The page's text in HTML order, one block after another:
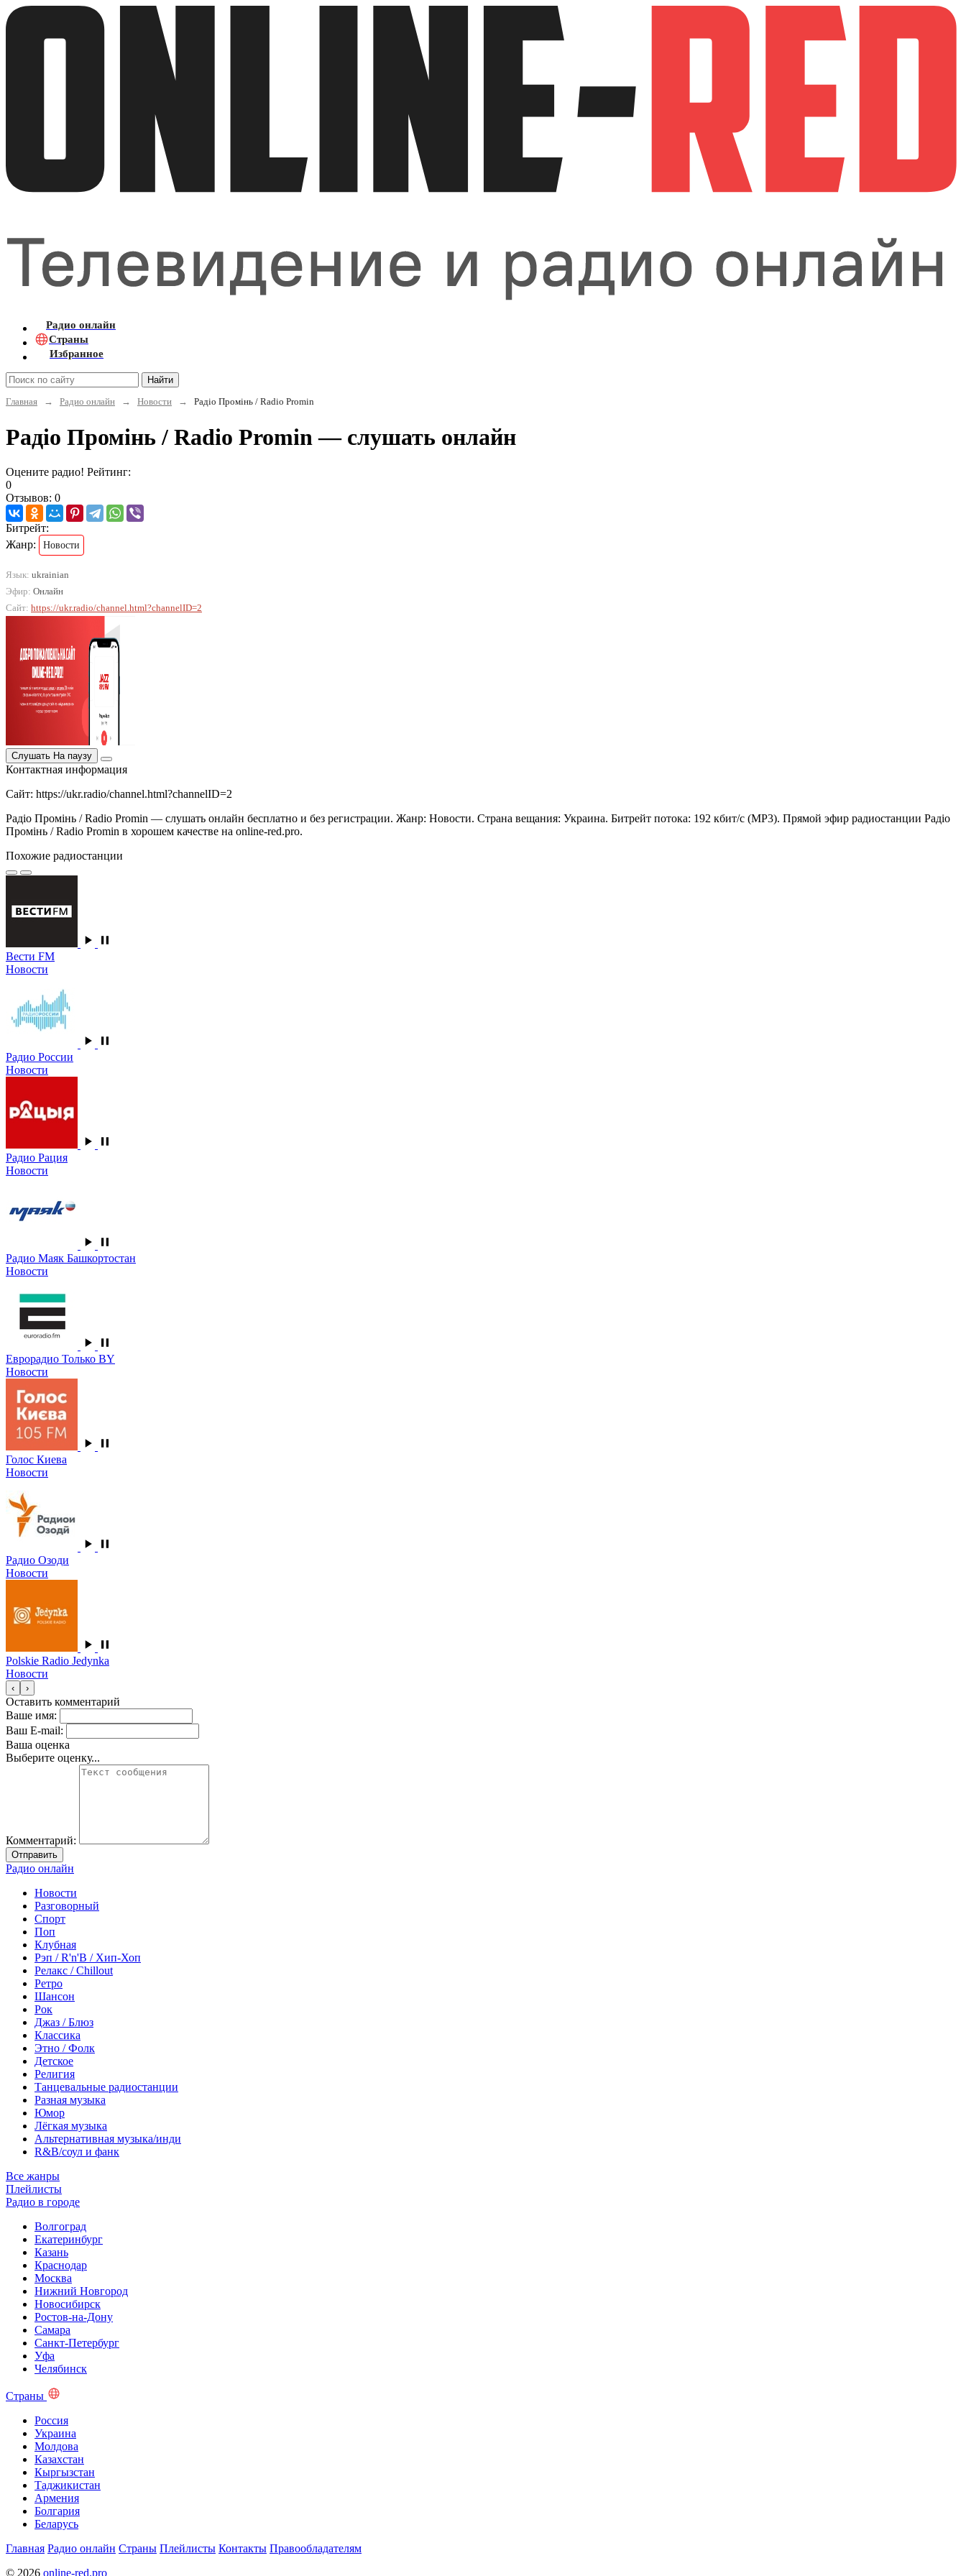
Радио онлайн
Страны
Избранное
Найти
Главная
→ Радио онлайн → Новости → Радіо Промінь / Radio Promin
Радіо Промінь / Radio Promin — слушать онлайн
Оцените радио! Рейтинг:
0
Отзывов: 0
Битрейт:
Жанр:
Новости
Язык: ukrainian
Эфир: Онлайн
Сайт: https://ukr.radio/channel.html?channelID=2
Слушать На паузу
Контактная информация
Сайт: https://ukr.radio/channel.html?channelID=2
Радіо Промінь / Radio Promin — слушать онлайн бесплатно и без регистрации. Жанр: Новости. Страна вещания: Украина. Битрейт потока: 192 кбит/с (MP3). Прямой эфир радиостанции Радіо
Промінь / Radio Promin в хорошем качестве на online-red.pro.
Похожие радиостанции
Вести FM
Новости
Радио России
Новости
Радио Рация
Новости
Радио Маяк Башкортостан
Новости
Еврорадио Только BY
Новости
Голос Киева
Новости
Радио Озоди
Новости
Polskie Radio Jedynka
Новости
‹ ›
Оставить комментарий
Ваше имя:
Ваш E-mail:
Ваша оценка
Выберите оценку...
Комментарий:
Отправить
Радио онлайн
Новости
Разговорный
Спорт
Поп
Клубная
Рэп / R'n'B / Хип-Хоп
Релакс / Chillout
Ретро
Шансон
Рок
Джаз / Блюз
Классика
Этно / Фолк
Детское
Религия
Танцевальные радиостанции
Разная музыка
Юмор
Лёгкая музыка
Альтернативная музыка/инди
R&B/cоул и фанк
Все жанры
Плейлисты
Радио в городе
Волгоград
Екатеринбург
Казань
Краснодар
Москва
Нижний Новгород
Новосибирск
Ростов-на-Дону
Самара
Санкт-Петербург
Уфа
Челябинск
Страны
Россия
Украина
Молдова
Казахстан
Кыргызстан
Таджикистан
Армения
Болгария
Беларусь
Главная Радио онлайн Страны Плейлисты Контакты Правообладателям
© 2026 online-red.pro